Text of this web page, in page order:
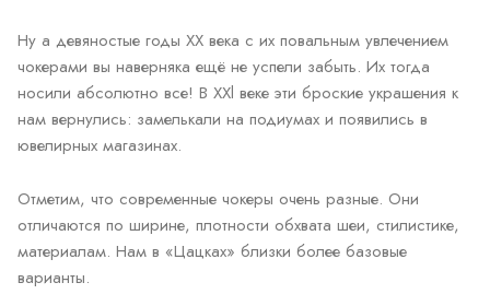
Ну а девяностые годы ХХ века с их повальным увлечением
чокерами вы наверняка ещё не успели забыть. Их тогда
носили абсолютно все! В ХХl веке эти броские украшения к
нам вернулись: замелькали на подиумах и появились в
ювелирных магазинах.
Отметим, что современные чокеры очень разные. Они
отличаются по ширине, плотности обхвата шеи, стилистике,
материалам. Нам в «Цацках» близки более базовые
варианты.